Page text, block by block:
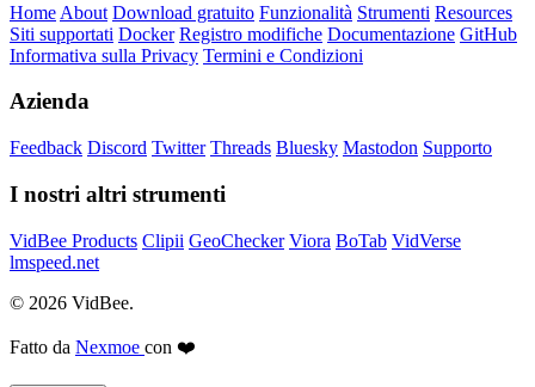
Home About Download gratuito Funzionalità Strumenti Resources
Siti supportati Docker Registro modifiche Documentazione GitHub
Informativa sulla Privacy Termini e Condizioni
Azienda
Feedback Discord Twitter Threads Bluesky Mastodon Supporto
I nostri altri strumenti
VidBee Products Clipii GeoChecker Viora BoTab VidVerse
lmspeed.net
© 2026 VidBee.
Fatto da Nexmoe con ❤️